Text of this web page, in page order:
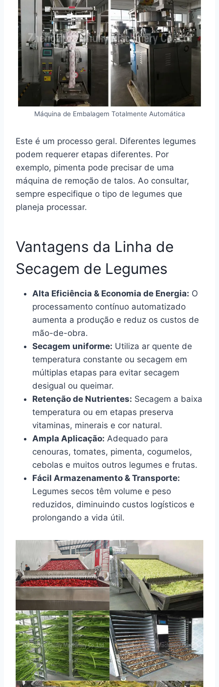
Máquina de Embalagem Totalmente Automática
Este é um processo geral. Diferentes legumes
podem requerer etapas diferentes. Por
exemplo, pimenta pode precisar de uma
máquina de remoção de talos. Ao consultar,
sempre especifique o tipo de legumes que
planeja processar.
Vantagens da Linha de
Secagem de Legumes
Alta Eficiência & Economia de Energia: O
processamento contínuo automatizado
aumenta a produção e reduz os custos de
mão-de-obra.
Secagem uniforme: Utiliza ar quente de
temperatura constante ou secagem em
múltiplas etapas para evitar secagem
desigual ou queimar.
Retenção de Nutrientes: Secagem a baixa
temperatura ou em etapas preserva
vitaminas, minerais e cor natural.
Ampla Aplicação: Adequado para
cenouras, tomates, pimenta, cogumelos,
cebolas e muitos outros legumes e frutas.
Fácil Armazenamento & Transporte:
Legumes secos têm volume e peso
reduzidos, diminuindo custos logísticos e
prolongando a vida útil.